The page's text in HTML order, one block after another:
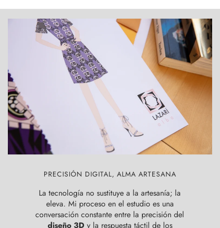
PRECISIÓN DIGITAL, ALMA ARTESANA
La tecnología no sustituye a la artesanía; la
eleva. Mi proceso en el estudio es una
conversación constante entre la precisión del
diseño 3Dy la respuesta táctil de los